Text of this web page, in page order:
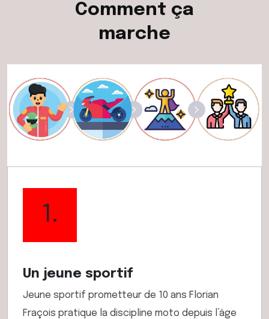
Comment ça
marche
1.
Un jeune sportif
Jeune sportif prometteur de 10 ans Florian
Fraçois pratique la discipline moto depuis l’âge